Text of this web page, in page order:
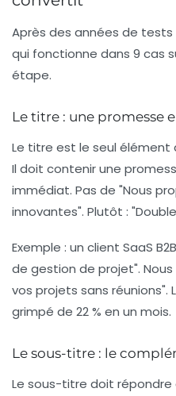
Après des années de
qui fonctionne dans 9 cas
étape.
Le titre : une promesse
Le titre est le seul élément
Il doit contenir une
immédiat. Pas de "Nous
innovantes". Plutôt :
Exemple : un client SaaS
de gestion de projet".
vos projets sans réunions".
grimpé de 22 % en un mois.
Le sous-titre : le
Le sous-titre doit